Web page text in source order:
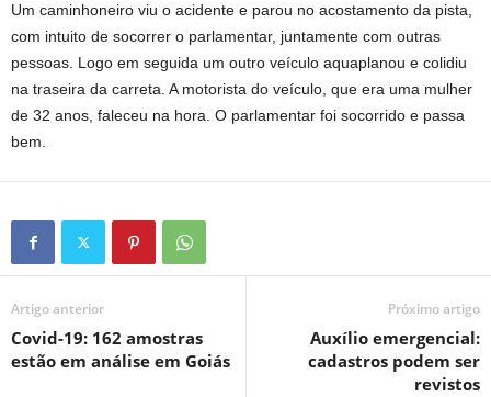
Um caminhoneiro viu o acidente e parou no acostamento da pista,
com intuito de socorrer o parlamentar, juntamente com outras
pessoas. Logo em seguida um outro veículo aquaplanou e colidiu
na traseira da carreta. A motorista do veículo, que era uma mulher
de 32 anos, faleceu na hora. O parlamentar foi socorrido e passa
bem.
Artigo anterior
Covid-19: 162 amostras
estão em análise em Goiás
Próximo artigo
Auxílio emergencial:
cadastros podem ser
revistos